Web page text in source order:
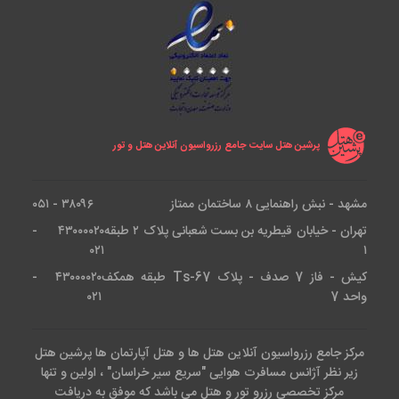
سوئیت ها امکانات ویژه تری مثل وان یا جکوزی ارائه می
مقایسه اتاق های هتل پالاس کیش
دو تخته استاندارد
۲ نفر
سه تخته استاندارد
چهار تخته
۴ نفر
پرشین هتل سایت جامع رزرواسیون آنلاین هتل و تور
مشهد - نبش راهنمایی ۸ ساختمان ممتاز
۳۸۰۹۶ - ۰۵۱
تهران - خیابان قیطریه بن بست شعبانی پلاک ۲ طبقه
۱
۴۳۰۰۰۰۲۰ -
۰۲۱
کیش - فاز 7 صدف - پلاک Ts-67 طبقه همکف
واحد 7
۴۳۰۰۰۰۲۰ -
۰۲۱
مرکز جامع رزرواسیون آنلاین هتل ها و هتل آپارتمان ها پرشین هتل
زیر نظر آژانس مسافرت هوایی "سریع سیر خراسان" ، اولین و تنها
مرکز تخصصی رزرو تور و هتل می باشد که موفق به دریافت